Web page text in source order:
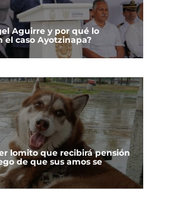
Aguirre y por qué lo
el caso Ayotzinapa?
lomito que recibirá pensión
de que sus amos se